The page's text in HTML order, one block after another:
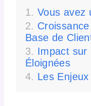
Vous avez
Base de
Impact sur
Éloignées
Les